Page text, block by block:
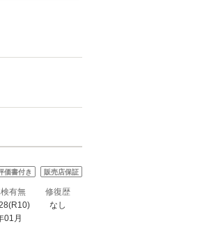
価書付き 販売店保証
有無
01月
修復歴
なし